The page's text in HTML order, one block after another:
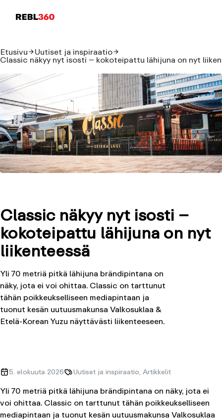
Etusivu
Uutiset ja inspiraatio
Classic näkyy nyt isosti – kokoteipattu lähijuna on nyt
Classic näkyy nyt isosti –
kokoteipattu lähijuna on nyt
liikenteessä
Yli 70 metriä pitkä lähijuna brändipintana on
näky, jota ei voi ohittaa. Classic on tarttunut
tähän poikkeukselliseen mediapintaan ja
tuonut kesän uutuusmakunsa Valkosuklaa &
Etelä-Korean Yuzu näyttävästi liikenteeseen.
5. elokuuta 2026 Uutiset ja inspiraatio, Artikkelit
Yli 70 metriä pitkä lähijuna brändipintana on näky, jota ei
voi ohittaa. Classic on tarttunut tähän poikkeukselliseen
mediapintaan ja tuonut kesän uutuusmakunsa Valkosuklaa